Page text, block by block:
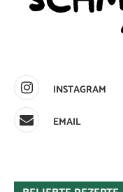
INSTAGRAM
EMAIL